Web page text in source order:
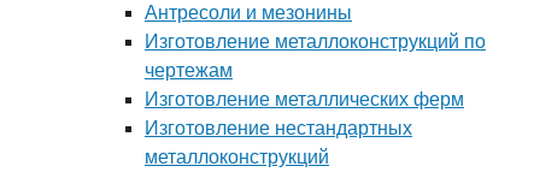
Антресоли и мезонины
Изготовление металлоконструкций по
чертежам
Изготовление металлических ферм
Изготовление нестандартных
металлоконструкций